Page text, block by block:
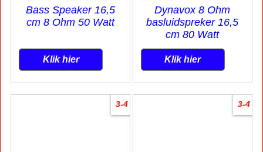
Bass Speaker 16,5
cm 8 Ohm 50 Watt
Klik hier
Dynavox 8 Ohm
basluidspreker 16,5
cm 80 Watt
Klik hier
3-4 3-4